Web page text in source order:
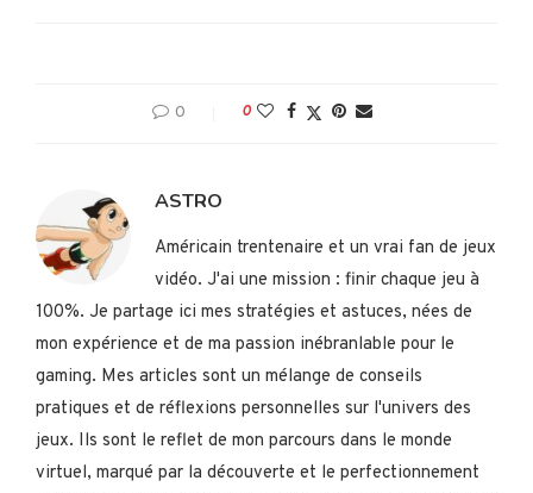
0 0
ASTRO
Américain trentenaire et un vrai fan de jeux
vidéo. J'ai une mission : finir chaque jeu à
100%. Je partage ici mes stratégies et astuces, nées de
mon expérience et de ma passion inébranlable pour le
gaming. Mes articles sont un mélange de conseils
pratiques et de réflexions personnelles sur l'univers des
jeux. Ils sont le reflet de mon parcours dans le monde
virtuel, marqué par la découverte et le perfectionnement